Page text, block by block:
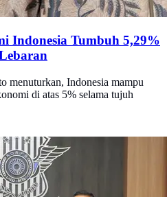
Indonesia Tumbuh 5,29%
menuturkan, Indonesia mampu
di atas 5% selama tujuh